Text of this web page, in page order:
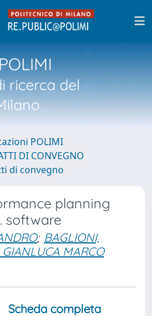
ricerca del
POLIMI
DI CONVEGNO
di convegno
planning
software
; BAGLIONI,
GIANLUCA MARCO
Scheda completa